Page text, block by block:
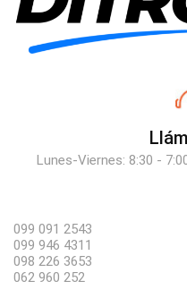
Lunes-Viernes: 8:30 -
099 091 2543
099 946 4311
098 226 3653
062 960 252